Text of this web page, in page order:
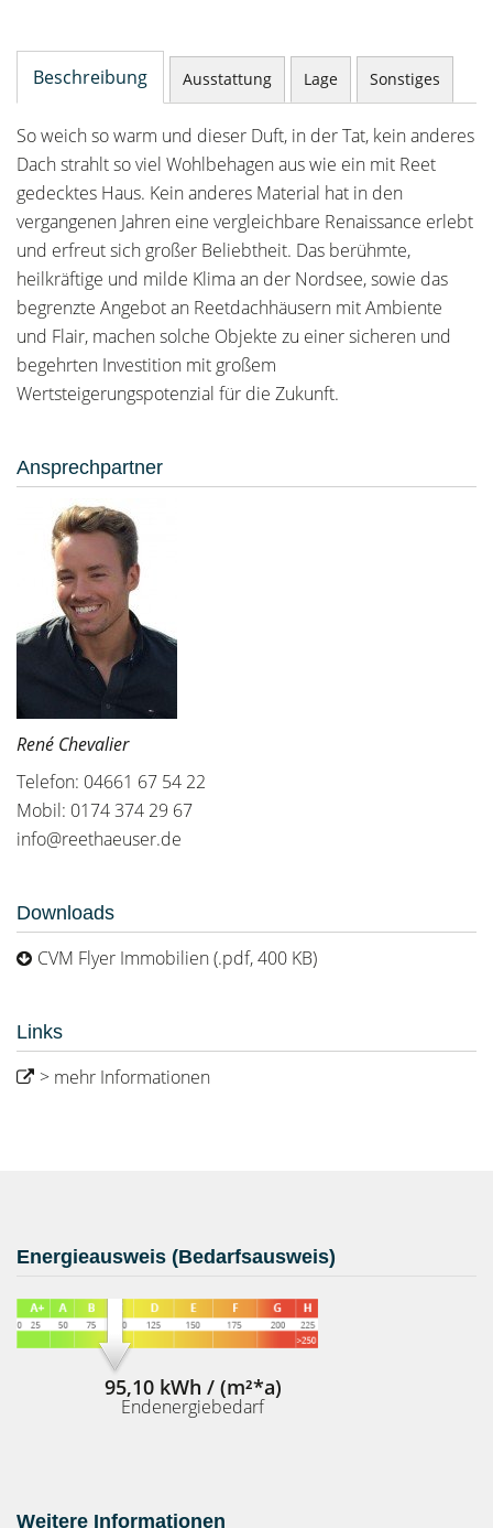
Beschreibung Ausstattung Lage Sonstiges
So weich so warm und dieser Duft, in der Tat, kein anderes
Dach strahlt so viel Wohlbehagen aus wie ein mit Reet
gedecktes Haus. Kein anderes Material hat in den
vergangenen Jahren eine vergleichbare Renaissance erlebt
und erfreut sich großer Beliebtheit. Das berühmte,
heilkräftige und milde Klima an der Nordsee, sowie das
begrenzte Angebot an Reetdachhäusern mit Ambiente
und Flair, machen solche Objekte zu einer sicheren und
begehrten Investition mit großem
Wertsteigerungspotenzial für die Zukunft.
Ansprechpartner
René Chevalier
Telefon: 04661 67 54 22
Mobil: 0174 374 29 67
info@reethaeuser.de
Downloads
CVM Flyer Immobilien (.pdf, 400 KB)
Links
> mehr Informationen
Energieausweis (Bedarfsausweis)
95,10 kWh / (m²*a)
Endenergiebedarf
Weitere Informationen